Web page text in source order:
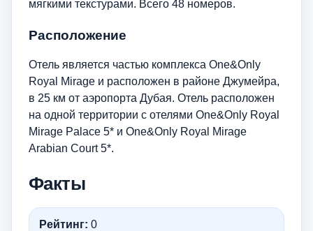
мягкими текстурами. Всего 48 номеров.
Расположение
Отель является частью комплекса One&Only
Royal Mirage и расположен в районе Джумейра,
в 25 км от аэропорта Дубая. Отель расположен
на одной территории с отелями One&Only Royal
Mirage Palace 5* и One&Only Royal Mirage
Arabian Court 5*.
Факты
Рейтинг: 0